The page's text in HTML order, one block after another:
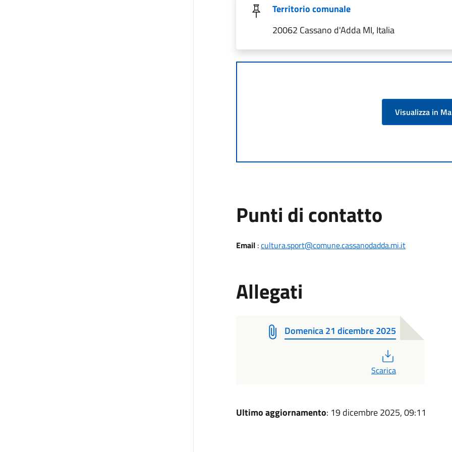
Territorio comunale
20062 Cassano d'Adda MI, Italia
Visualizza in
Punti di contatto
Email:cultura.sport@comune.cassanodadda.mi.it
Allegati
Domenica 21 dicembre 2025
Scarica
Ultimo aggiornamento: 19 dicembre 2025, 09:11